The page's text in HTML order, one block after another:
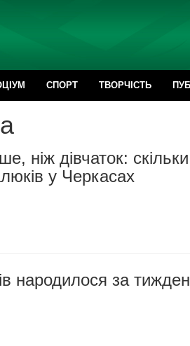
СПОРТ ТВОРЧІСТЬ
ніж дівчаток:
у Черкасах
народилося за